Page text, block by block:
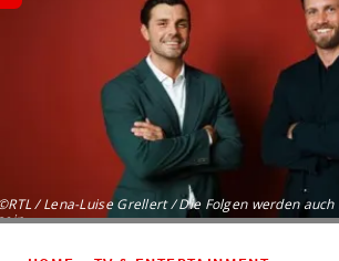
/ Lena-Luise Grellert / Die Folgen werden auch